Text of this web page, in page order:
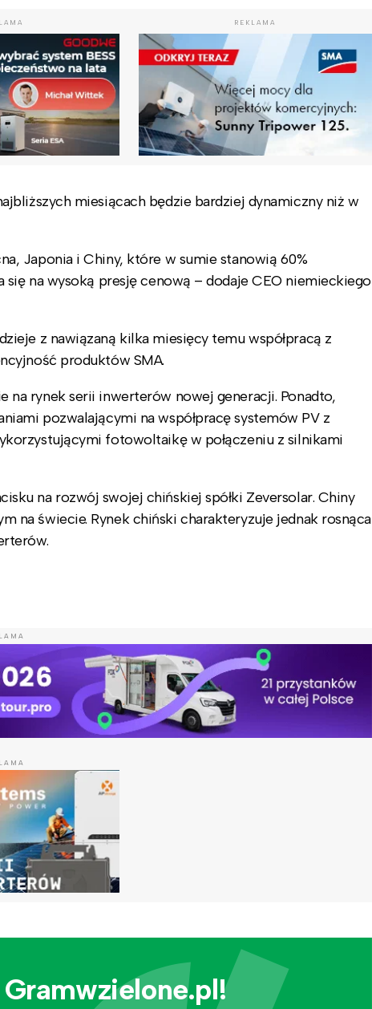
REKLAMA
miesiącach będzie bardziej dynamiczny niż w
Japonia i Chiny, które w sumie stanowią 60%
się na wysoką presję cenową – dodaje CEO niemieckiego
z nawiązaną kilka miesięcy temu współpracą z
produktów SMA.
na rynek serii inwerterów nowej generacji. Ponadto,
pozwalającymi na współpracę systemów PV z
fotowoltaikę w połączeniu z silnikami
na rozwój swojej chińskiej spółki Zeversolar. Chiny
na świecie. Rynek chiński charakteryzuje jednak rosnąca